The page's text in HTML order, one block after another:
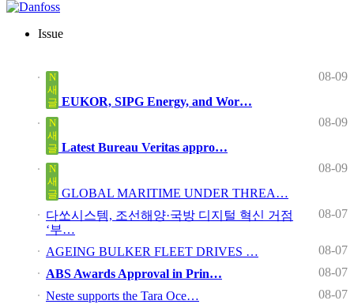
Issue
N
새
글 EUKOR, SIPG Energy, and Wor…
08-09
N
새
글 Latest Bureau Veritas appro…
08-09
N
새
글 GLOBAL MARITIME UNDER THREA…
08-09
다쏘시스템, 조선해양·국방 디지털 혁신 거점
‘부…
08-07
AGEING BULKER FLEET DRIVES …
08-07
ABS Awards Approval in Prin…
08-07
Neste supports the Tara Oce…
08-07